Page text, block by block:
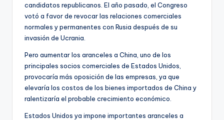
candidatos republicanos. El año pasado, el Congreso
votó a favor de revocar las relaciones comerciales
normales y permanentes con Rusia después de su
invasión de Ucrania.
Pero aumentar los aranceles a China, uno de los
principales socios comerciales de Estados Unidos,
provocaría más oposición de las empresas, ya que
elevaría los costos de los bienes importados de China y
ralentizaría el probable crecimiento económico.
Estados Unidos ya impone importantes aranceles a